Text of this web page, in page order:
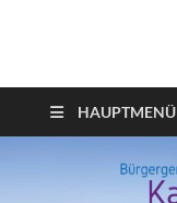
HAUPTMENÜ